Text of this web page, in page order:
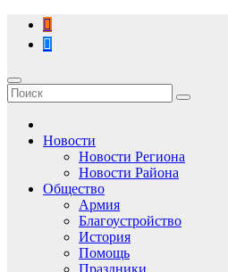
Перейти
содержимому
Новости
Новости Региона
Новости Района
Общество
Армия
Благоустройство
История
Помощь
Праздники